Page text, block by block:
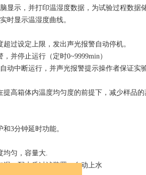
显示 ， 并打印温湿度数据 ， 为试验过程数据
时显示温湿度曲线。
超过设定上限 ， 发出声光报警自动停机。
， 并停止运行 （ 定时0~9999min）
动中断运行 ， 并声光报警提示操作者保证实
提高箱体内温度均匀度的前提下 ， 减少样品的
和3分钟延时功能。
均匀 ， 容量大.
湿，配水质过滤装置，自动上水